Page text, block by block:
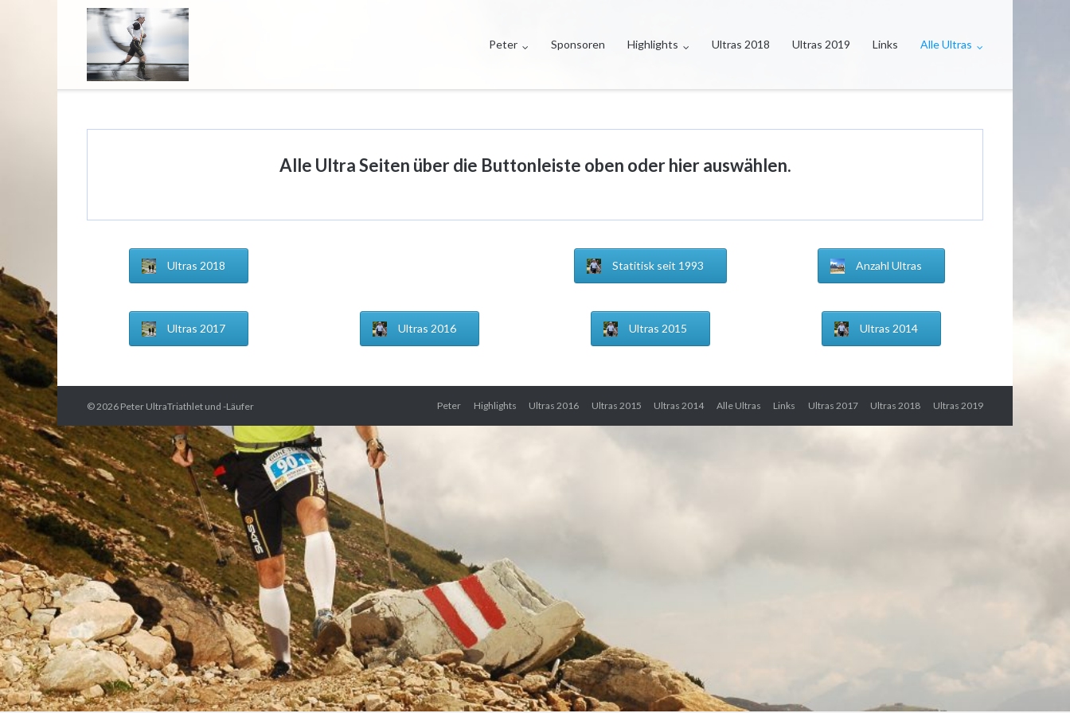
Direkt
Peter Sponsoren Highlights Ultras 2018 Ultras 2019 Links Alle Ultras
Alle Ultra Seiten über die Buttonleiste oben oder hier auswählen.
Ultras 2018 Statitisk seit 1993 Anzahl Ultras
Ultras 2017 Ultras 2016 Ultras 2015 Ultras 2014
© 2026 Peter UltraTriathlet und -Läufer Peter Highlights Ultras 2016 Ultras 2015 Ultras 2014 Alle Ultras Links Ultras 2017 Ultras 2018 Ultras 2019